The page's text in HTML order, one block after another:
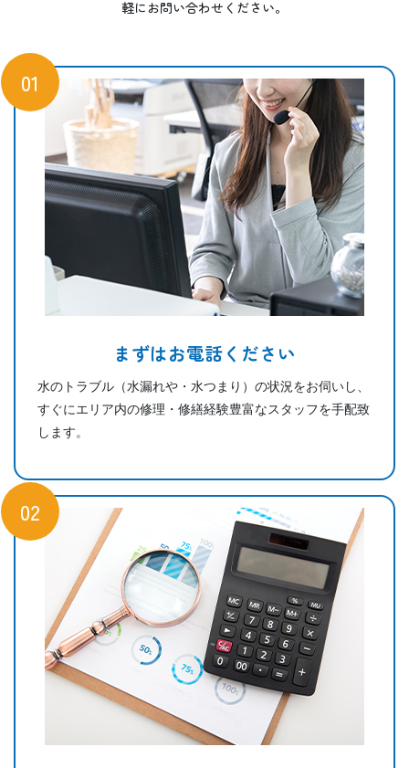
軽にお問い合わせください。
01
まずはお電話ください
水のトラブル（水漏れや・水つまり）の状況をお伺いし、
すぐにエリア内の修理・修繕経験豊富なスタッフを手配致
します。
02